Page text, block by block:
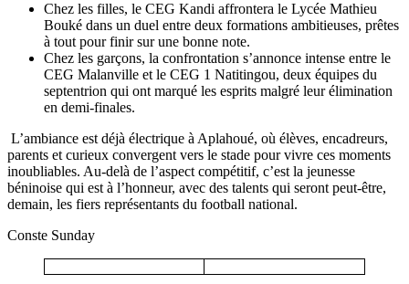
Chez les filles, le CEG Kandi affrontera le Lycée Mathieu
Bouké dans un duel entre deux formations ambitieuses, prêtes
à tout pour finir sur une bonne note.
Chez les garçons, la confrontation s’annonce intense entre le
CEG Malanville et le CEG 1 Natitingou, deux équipes du
septentrion qui ont marqué les esprits malgré leur élimination
en demi-finales.
L’ambiance est déjà électrique à Aplahoué, où élèves, encadreurs,
parents et curieux convergent vers le stade pour vivre ces moments
inoubliables. Au-delà de l’aspect compétitif, c’est la jeunesse
béninoise qui est à l’honneur, avec des talents qui seront peut-être,
demain, les fiers représentants du football national.
Conste Sunday